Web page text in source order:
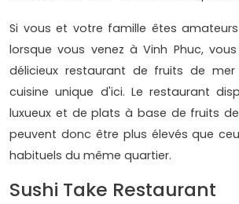
Si vous et votre famille êtes
lorsque vous venez à Vinh Phuc,
délicieux restaurant de fruits de
cuisine unique d'ici. Le restaurant
luxueux et de plats à base de fruits
peuvent donc être plus élevés que
habituels du même quartier.
Sushi Take Restaurant